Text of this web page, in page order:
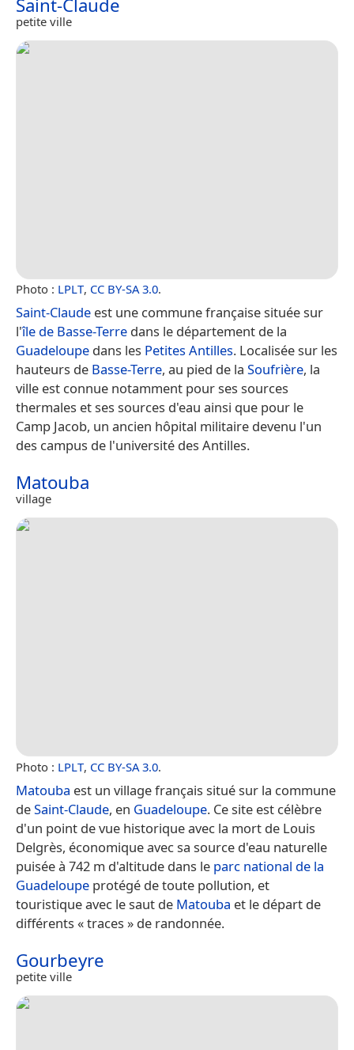
petite ville
Photo : LPLT, CC BY-SA 3.0.
Saint-Claude est une commune française située sur
l'île de Basse-Terre dans le département de la
Guadeloupe dans les Petites Antilles. Localisée sur les
hauteurs de Basse-Terre, au pied de la Soufrière, la
ville est connue notamment pour ses sources
thermales et ses sources d'eau ainsi que pour le
Camp Jacob, un ancien hôpital militaire devenu l'un
des campus de l'université des Antilles.
Matouba
village
Photo : LPLT, CC BY-SA 3.0.
Matouba est un village français situé sur la commune
deSaint-Claude, en Guadeloupe. Ce site est célèbre
d'un point de vue historique avec la mort de Louis
Delgrès, économique avec sa source d'eau naturelle
puisée à 742 m d'altitude dans le parc national de la
Guadeloupe protégé de toute pollution, et
touristique avec le saut de Matouba et le départ de
différents « traces » de randonnée.
Gourbeyre
petite ville